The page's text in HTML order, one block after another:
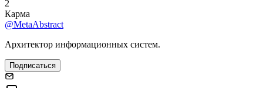
2
Карма
@MetaAbstract
Архитектор информационных систем.
Подписаться